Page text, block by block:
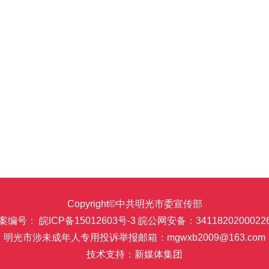
Copyright©中共明光市委宣传部
编号： 皖ICP备15012603号-3皖公网安备：
明光市涉未成年人专用投诉举报邮箱：mgwxb2009@163.com
技术支持：新媒体集团